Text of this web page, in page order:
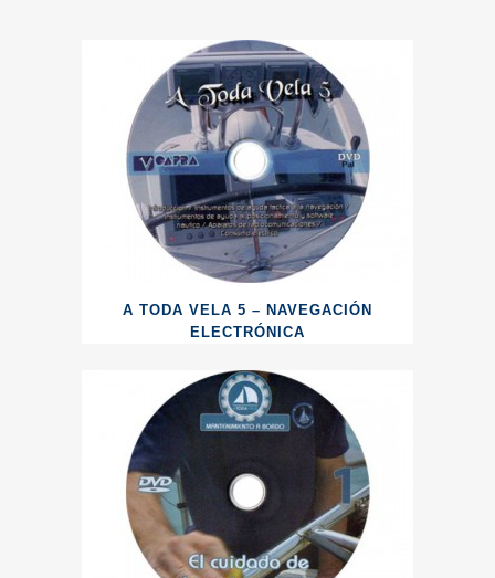
A TODA VELA 5 – NAVEGACIÓN
ELECTRÓNICA